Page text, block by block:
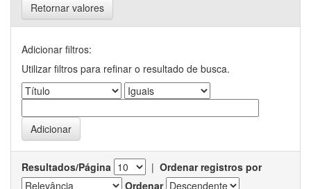
Retornar valores
Adicionar filtros:
Utilizar filtros para refinar o resultado de busca.
Resultados/Página | Ordenar registros por
Ordenar